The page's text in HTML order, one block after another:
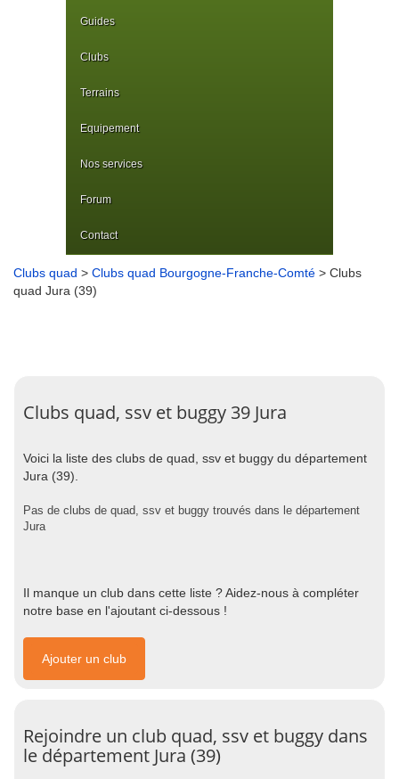
Guides
Clubs
Terrains
Equipement
Nos services
Forum
Contact
Clubs quad > Clubs quad Bourgogne-Franche-Comté > Clubs
quad Jura (39)
Clubs quad, ssv et buggy 39 Jura
Voici la liste des clubs de quad, ssv et buggy du département
Jura (39).
Pas de clubs de quad, ssv et buggy trouvés dans le département
Jura
Il manque un club dans cette liste ? Aidez-nous à compléter
notre base en l'ajoutant ci-dessous !
Ajouter un club
Rejoindre un club quad, ssv et buggy dans
le département Jura (39)